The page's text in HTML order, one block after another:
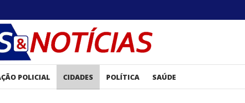
POLICIAL CIDADES POLÍTICA SAÚDE